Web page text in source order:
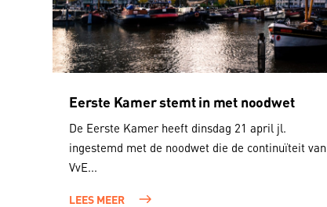
Eerste Kamer stemt in met noodwet
De Eerste Kamer heeft dinsdag 21 april jl.
ingestemd met de noodwet die de continuïteit van
VvE...
LEES MEER